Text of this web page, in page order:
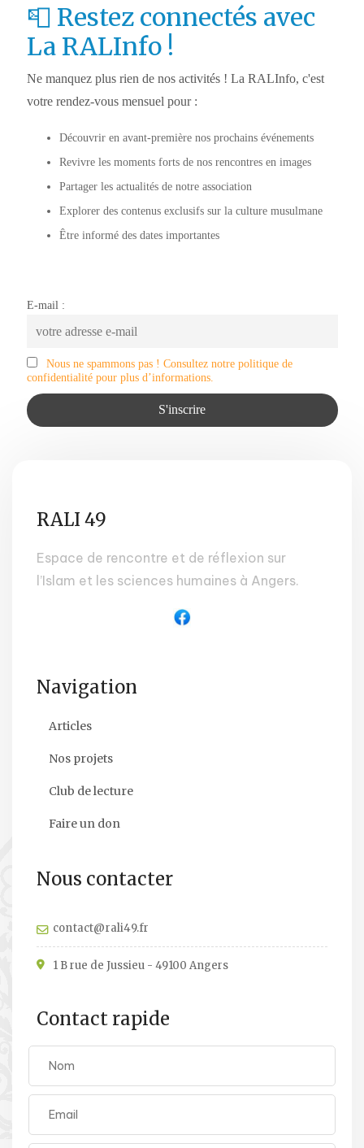
📮 Restez connectés avec
La RALInfo !
Ne manquez plus rien de nos activités ! La RALInfo, c'est
votre rendez-vous mensuel pour :
Découvrir en avant-première nos prochains événements
Revivre les moments forts de nos rencontres en images
Partager les actualités de notre association
Explorer des contenus exclusifs sur la culture musulmane
Être informé des dates importantes
E-mail :
Nous ne spammons pas ! Consultez notre politique de
confidentialité pour plus d’informations.
RALI 49
Espace de rencontre et de réflexion sur
l’Islam et les sciences humaines à Angers.
Navigation
Articles
Nos projets
Club de lecture
Faire un don
Nous contacter
contact@rali49.fr
1 B rue de Jussieu - 49100 Angers
Contact rapide